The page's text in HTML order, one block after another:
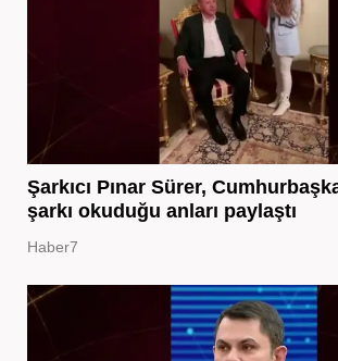
Şarkıcı Pınar Sürer,
şarkı okuduğu anları paylaştı
Haber7